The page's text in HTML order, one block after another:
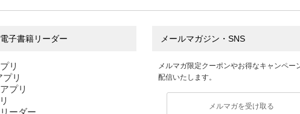
子書籍リーダー
リ
リ
プリ
ーダー
メールマガジン・SNS
メルマガ限定クーポンやお得なキャンペー
配信いたします。
メルマガを受け取る